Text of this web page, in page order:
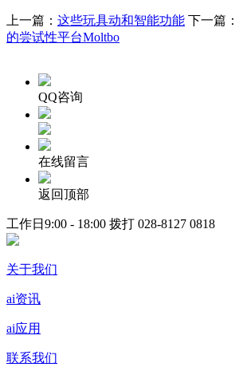
上一篇： 这些玩具动和智能功能 下一篇：
的尝试性平台Moltbo
QQ咨询
在线留言
返回顶部
工作日9:00 - 18:00 拨打 028-8127 0818
关于我们
ai资讯
ai应用
联系我们